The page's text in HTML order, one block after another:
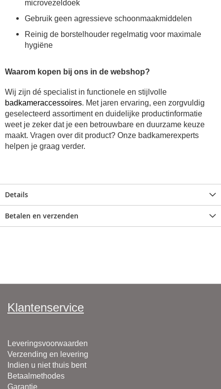
microvezeldoek
Gebruik geen agressieve schoonmaakmiddelen
Reinig de borstelhouder regelmatig voor maximale
hygiëne
Waarom kopen bij ons in de webshop?
Wij zijn dé specialist in functionele en stijlvolle
badkameraccessoires. Met jaren ervaring, een zorgvuldig
geselecteerd assortiment en duidelijke productinformatie
weet je zeker dat je een betrouwbare en duurzame keuze
maakt. Vragen over dit product? Onze badkamerexperts
helpen je graag verder.
Details
Betalen en verzenden
Klantenservice
Leveringsvoorwaarden
Verzending en levering
Indien u niet thuis bent
Betaalmethodes
Garantie